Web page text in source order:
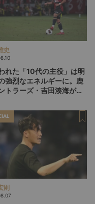
史
れた「10代の主役」は明
強烈なエネルギーに。鹿
トラーズ・吉田湊海が足
ージ」
則